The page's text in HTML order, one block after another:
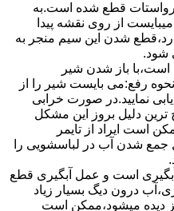
ﻗﻄﻊ ﺷﺪه اﺳﺖ.به
از روی ﻧﻘﺸﻪ ﭘﯿﺪا
ﺷﺪن اﯾﻦ ﺳﯿﻢ ﻣﻨﺠﺮ ﺑﻪ
شود.
اﺳﺖ،ﺑﺎ ﺑﺎز ﺷﺪن ﺷﯿﺮ
رﻓﻊ:می بایست ﺷﯿﺮ را از
نمایید.در صورت خرابی
ترین دلیل بروز این مشکل
است ایراد از تایمر
جمع شدن آب در لباسشویی را
آﺑﮕﯿﺮی اﺳﺖ و ﻋﻤﻞ آﺑﮕﯿﺮی ﻗﻄﻊ
درون دﯾﮓ ﺑﺴﯿﺎر زﯾﺎد
دﯾﺪه میشود،ممکن است